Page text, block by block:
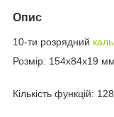
Опис
10-ти розрядний
Розмір: 154x84x19 мм.
Кількість функцій: 128.